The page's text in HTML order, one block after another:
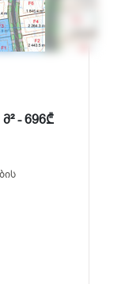
მ² - 696₾